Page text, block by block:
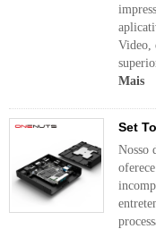
Video,
Mais
Set
Nosso